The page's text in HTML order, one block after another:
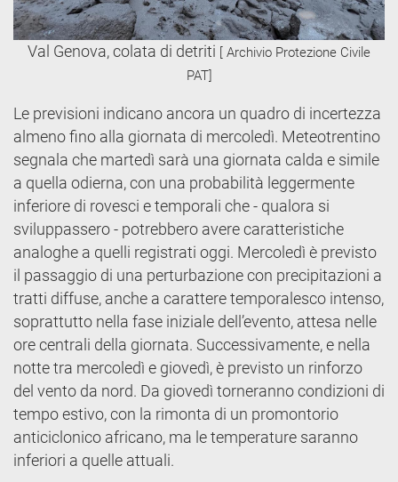
Val Genova, colata di detriti [ Archivio Protezione Civile
PAT]
Le previsioni indicano ancora un quadro di incertezza
almeno fino alla giornata di mercoledì. Meteotrentino
segnala che martedì sarà una giornata calda e simile
a quella odierna, con una probabilità leggermente
inferiore di rovesci e temporali che - qualora si
sviluppassero - potrebbero avere caratteristiche
analoghe a quelli registrati oggi. Mercoledì è previsto
il passaggio di una perturbazione con precipitazioni a
tratti diffuse, anche a carattere temporalesco intenso,
soprattutto nella fase iniziale dell’evento, attesa nelle
ore centrali della giornata. Successivamente, e nella
notte tra mercoledì e giovedì, è previsto un rinforzo
del vento da nord. Da giovedì torneranno condizioni di
tempo estivo, con la rimonta di un promontorio
anticiclonico africano, ma le temperature saranno
inferiori a quelle attuali.